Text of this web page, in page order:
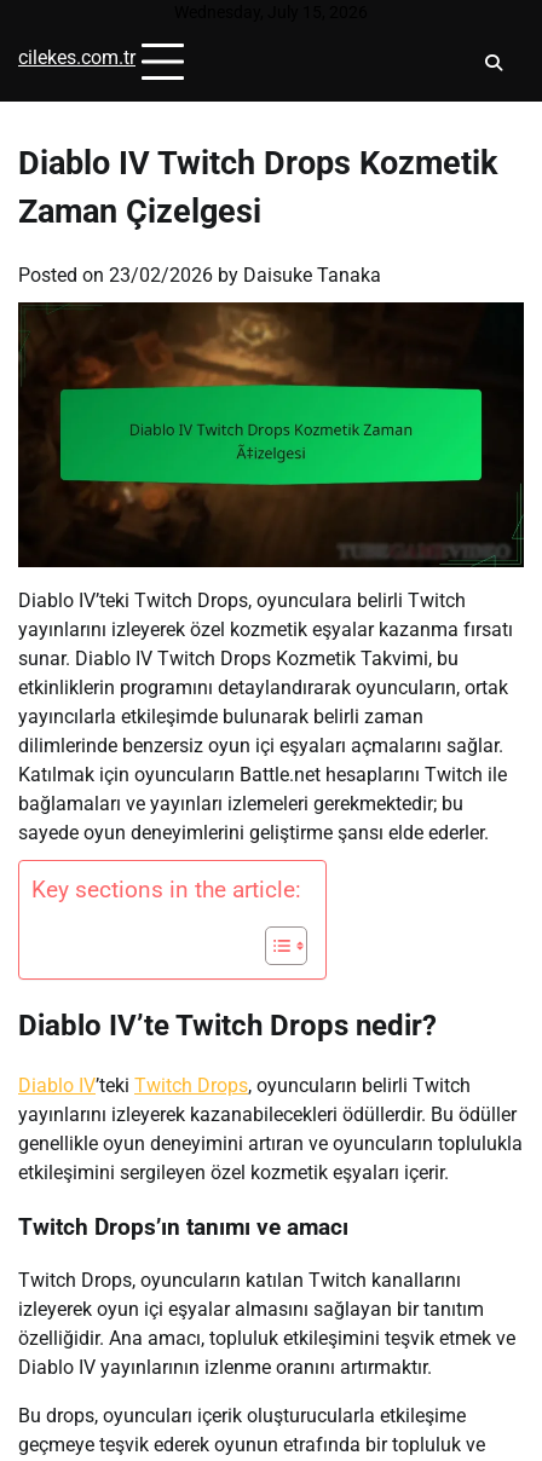
content
cilekes.com.tr
Diablo IV Twitch Drops Kozmetik
Zaman Çizelgesi
Posted on 23/02/2026 by Daisuke Tanaka
Diablo IV’teki Twitch Drops, oyunculara belirli Twitch
yayınlarını izleyerek özel kozmetik eşyalar kazanma fırsatı
sunar. Diablo IV Twitch Drops Kozmetik Takvimi, bu
etkinliklerin programını detaylandırarak oyuncuların, ortak
yayıncılarla etkileşimde bulunarak belirli zaman
dilimlerinde benzersiz oyun içi eşyaları açmalarını sağlar.
Katılmak için oyuncuların Battle.net hesaplarını Twitch ile
bağlamaları ve yayınları izlemeleri gerekmektedir; bu
sayede oyun deneyimlerini geliştirme şansı elde ederler.
Key sections in the article:
Diablo IV’te Twitch Drops nedir?
Diablo IV’teki Twitch Drops, oyuncuların belirli Twitch
yayınlarını izleyerek kazanabilecekleri ödüllerdir. Bu ödüller
genellikle oyun deneyimini artıran ve oyuncuların toplulukla
etkileşimini sergileyen özel kozmetik eşyaları içerir.
Twitch Drops’ın tanımı ve amacı
Twitch Drops, oyuncuların katılan Twitch kanallarını
izleyerek oyun içi eşyalar almasını sağlayan bir tanıtım
özelliğidir. Ana amacı, topluluk etkileşimini teşvik etmek ve
Diablo IV yayınlarının izlenme oranını artırmaktır.
Bu drops, oyuncuları içerik oluşturucularla etkileşime
geçmeye teşvik ederek oyunun etrafında bir topluluk ve